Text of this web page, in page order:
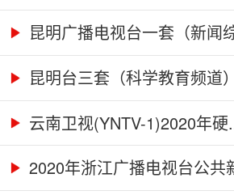
2... 昆明广播电视台一套（新闻
2... 昆明台三套（科学教育频道
云南卫视(YNTV-1)2020年硬
2020年浙江广播电视台公共